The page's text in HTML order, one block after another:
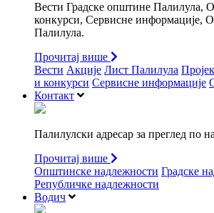
Вести Градске општине Палилула,
конкурси, Сервисне информације,
Палилула.
Прочитај више
Вести Акције Лист Палилула
и конкурси Сервисне информације
Контакт
Палилулски адресар за преглед по
Прочитај више
Општинске надлежности Градске
Републичке надлежности
Водич